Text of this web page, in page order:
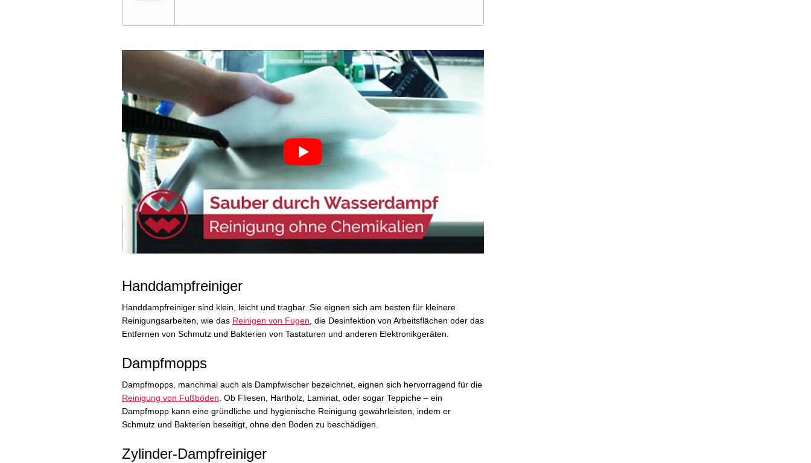
Handdampfreiniger
Handdampfreiniger sind klein, leicht und tragbar. Sie eignen sich am besten für kleinere
Reinigungsarbeiten, wie das Reinigen von Fugen, die Desinfektion von Arbeitsflächen oder das
Entfernen von Schmutz und Bakterien von Tastaturen und anderen Elektronikgeräten.
Dampfmopps
Dampfmopps, manchmal auch als Dampfwischer bezeichnet, eignen sich hervorragend für die
Reinigung von Fußböden. Ob Fliesen, Hartholz, Laminat, oder sogar Teppiche – ein
Dampfmopp kann eine gründliche und hygienische Reinigung gewährleisten, indem er
Schmutz und Bakterien beseitigt, ohne den Boden zu beschädigen.
Zylinder-Dampfreiniger